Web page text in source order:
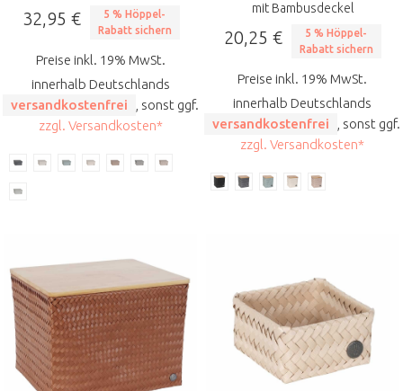
32,95 €
5 % Höppel-
Rabatt sichern
Preise inkl. 19% MwSt.
innerhalb Deutschlands
versandkostenfrei
, sonst ggf.
zzgl. Versandkosten*
mit Bambusdeckel
20,25 €
5 % Höppel-
Rabatt sichern
Preise inkl. 19% MwSt.
innerhalb Deutschlands
versandkostenfrei
, sonst ggf.
zzgl. Versandkosten*